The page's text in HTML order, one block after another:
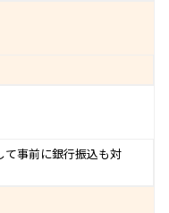
て事前に銀行振込も対